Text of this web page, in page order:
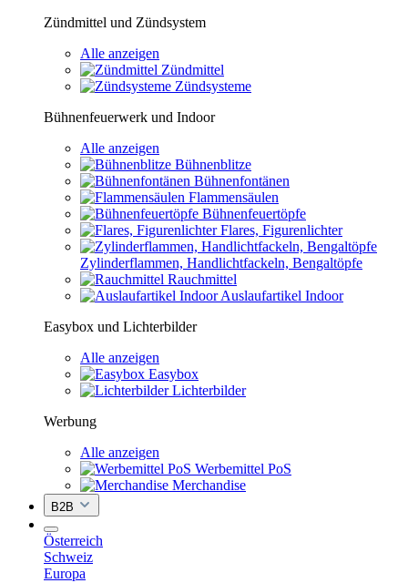
Zündmittel und Zündsystem
Alle anzeigen
Zündmittel
Zündsysteme
Bühnenfeuerwerk und Indoor
Alle anzeigen
Bühnenblitze
Bühnenfontänen
Flammensäulen
Bühnenfeuertöpfe
Flares, Figurenlichter
Zylinderflammen, Handlichtfackeln, Bengaltöpfe
Rauchmittel
Auslaufartikel Indoor
Easybox und Lichterbilder
Alle anzeigen
Easybox
Lichterbilder
Werbung
Alle anzeigen
Werbemittel PoS
Merchandise
B2B
Österreich
Schweiz
Europa